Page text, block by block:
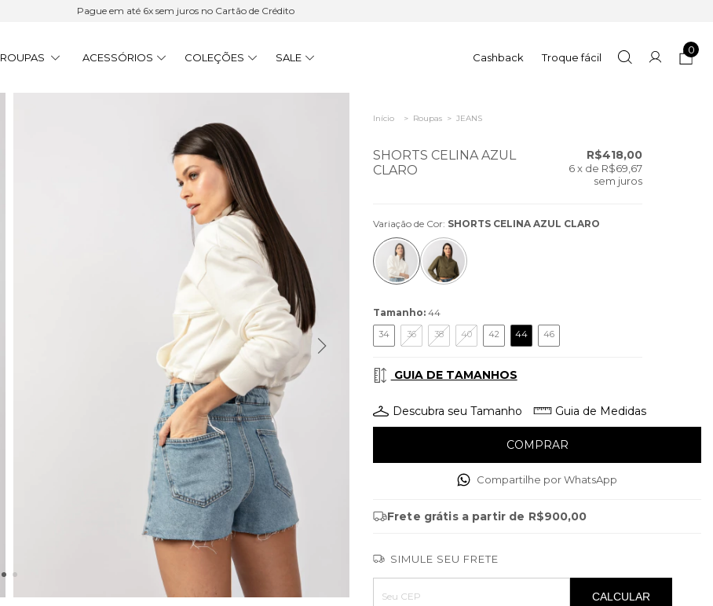
Pague em até 6x sem juros no Cartão de Crédito
ROUPAS ACESSÓRIOS COLEÇÕES SALE Cashback Troque fácil
0
Início > Roupas > JEANS
SHORTS CELINA AZUL
CLARO
R$418,00
6 x de R$69,67
sem juros
Variação de Cor: SHORTS CELINA AZUL CLARO
Tamanho: 44
34 36 38 40 42 44 46
GUIA DE TAMANHOS
Descubra seu Tamanho Guia de Medidas
Compartilhe por WhatsApp
Frete grátis a partir de R$900,00
SIMULE SEU FRETE
Entregas para o CEP:
ALTERAR CEP
CALCULAR